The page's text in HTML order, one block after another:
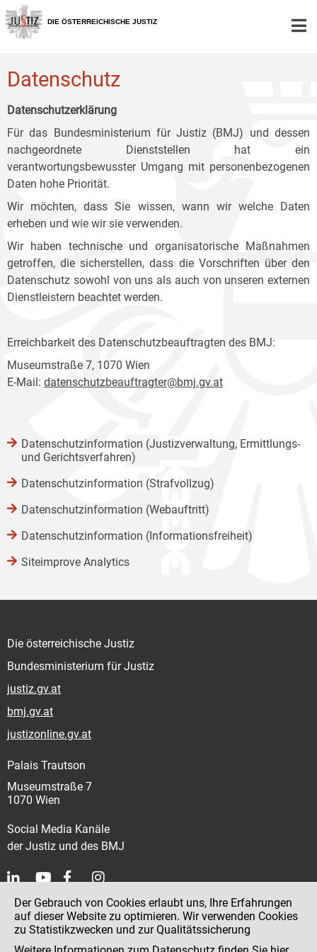
Zur
Hauptnavigation
[1]
Zum
Inhalt
[2]
Zum
Untermenü
[3]
DIE ÖSTERREICHISCHE JUSTIZ
Datenschutz
Datenschutzerklärung
Für das Bundesministerium für Justiz (BMJ) und dessen
nachgeordnete Dienststellen hat ein
verantwortungsbewusster Umgang mit personenbezogenen
Daten hohe Priorität.
Wir möchten, dass Sie wissen, wann wir welche Daten
erheben und wie wir sie verwenden.
Wir haben technische und organisatorische Maßnahmen
getroffen, die sicherstellen, dass die Vorschriften über den
Datenschutz sowohl von uns als auch von unseren externen
Dienstleistern beachtet werden.
Erreichbarkeit des Datenschutzbeauftragten des BMJ:
Museumstraße 7, 1070 Wien
E-Mail: datenschutzbeauftragter@bmj.gv.at
Datenschutzinformation (Justizverwaltung, Ermittlungs-
und Gerichtsverfahren)
Datenschutzinformation (Strafvollzug)
Datenschutzinformation (Webauftritt)
Datenschutzinformation (Informationsfreiheit)
Siteimprove Analytics
Die österreichische Justiz
Bundesministerium für Justiz
justiz.gv.at
bmj.gv.at
justizonline.gv.at
Palais Trautson
Museumstraße 7
1070 Wien
Social Media Kanäle
der Justiz und des BMJ
Kontakt
Impressum
Der Gebrauch von Cookies erlaubt uns, Ihre Erfahrungen
auf dieser Website zu optimieren. Wir verwenden Cookies
zu Statistikzwecken und zur Qualitätssicherung